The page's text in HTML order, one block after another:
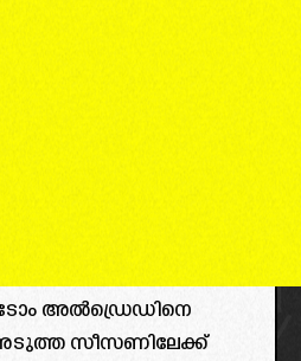
ടോം അൽഡ്രെഡിനെ
സീസണിലേക്ക്